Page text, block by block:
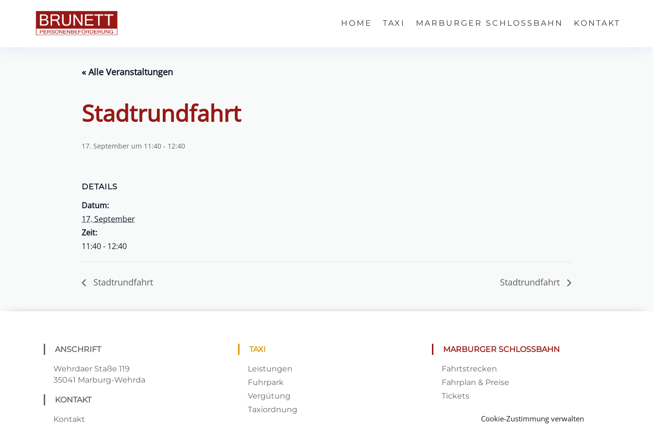
Cookie-Zustimmung verwalten
HOME TAXI MARBURGER SCHLOSSBAHN KONTAKT
« Alle Veranstaltungen
Stadtrundfahrt
17. September um 11:40 - 12:40
DETAILS
Datum:
17. September
Zeit:
11:40 - 12:40
Stadtrundfahrt Stadtrundfahrt
ANSCHRIFT
Wehrdaer Staße 119
35041 Marburg-Wehrda
KONTAKT
Kontakt
TAXI
Leistungen
Fuhrpark
Vergütung
Taxiordnung
MARBURGER SCHLOSSBAHN
Fahrtstrecken
Fahrplan & Preise
Tickets
Impressionen